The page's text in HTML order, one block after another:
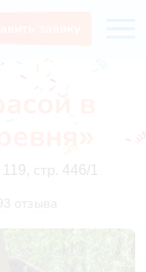
в
стр. 446/1
отзыва